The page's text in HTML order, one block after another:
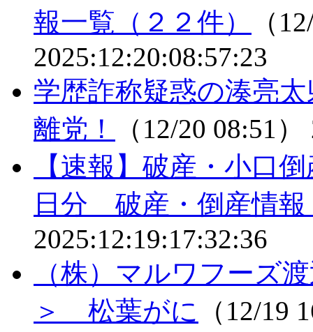
報一覧（２２件）
（
2025:12:20:08:57:23
学歴詐称疑惑の湊亮
離党！
（12/20 08:51）
【速報】破産・小口
日分 破産・倒産情報
2025:12:19:17:32:36
（株）マルワフーズ
＞ 松葉がに （12/19